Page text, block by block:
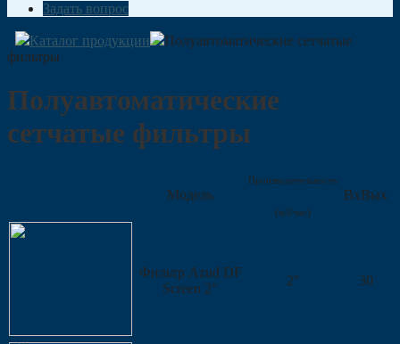
Задать вопрос
Каталог продукции
Полуавтоматические сетчатые
фильтры
Полуавтоматические
сетчатые фильтры
Модель
Производительность
(м3/час)
ВхВых
Фильтр Azud DF
Screen 2″
2″ 30